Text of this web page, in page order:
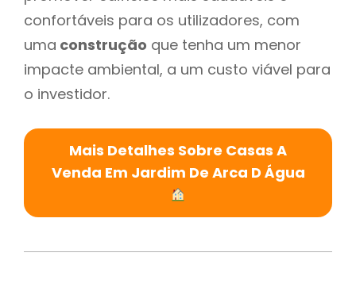
confortáveis para os utilizadores, com
uma construção que tenha um menor
impacte ambiental, a um custo viável para
o investidor.
Mais Detalhes Sobre Casas A
Venda Em Jardim De Arca D Água